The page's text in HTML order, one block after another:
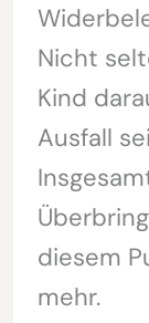
Nicht
Kind
Ausfall
diesem
mehr.